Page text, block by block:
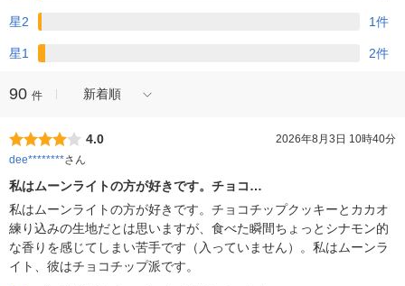
星2 1件
星1 2件
90 件 新着順
4.0
2026年8月3日 10時40分
dee********さん
私はムーンライトの方が好きです。チョコ…
私はムーンライトの方が好きです。チョコチップクッキーとカカオ
練り込みの生地だとは思いますが、食べた瞬間ちょっとシナモン的
な香りを感じてしまい苦手です（入っていません）。私はムーンラ
イト、彼はチョコチップ派です。